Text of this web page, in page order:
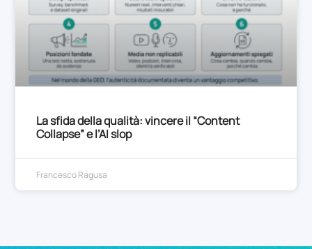
La sfida della qualità: vincere il “Content
Collapse” e l’AI slop
Francesco Ragusa